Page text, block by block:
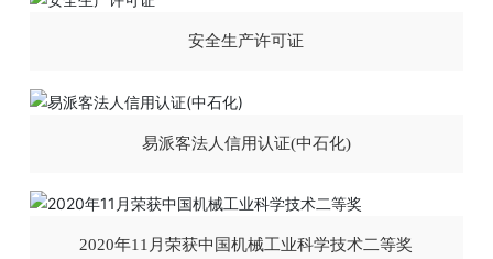
安全生产许可证
易派客法人信用认证(中石化)
2020年11月荣获中国机械工业科学技术二等奖